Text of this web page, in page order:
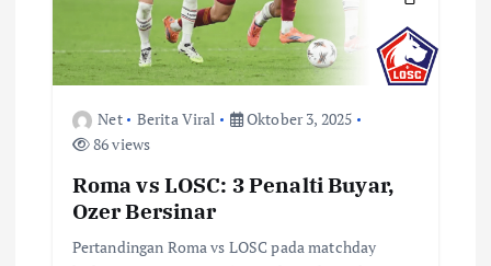
Net Berita Viral
Oktober 3, 2025
86 views
Roma vs LOSC: 3 Penalti Buyar,
Ozer Bersinar
Pertandingan Roma vs LOSC pada matchday